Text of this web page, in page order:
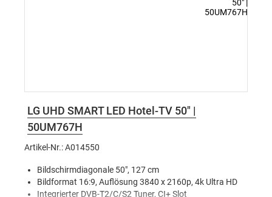
LG UHD SMART LED Hotel-TV 50" |
50UM767H
Artikel-Nr.: A014550
Bildschirmdiagonale 50", 127 cm
Bildformat 16:9, Auflösung 3840 x 2160p, 4k Ultra HD
Integrierter DVB-T2/C/S2 Tuner, CI+ Slot